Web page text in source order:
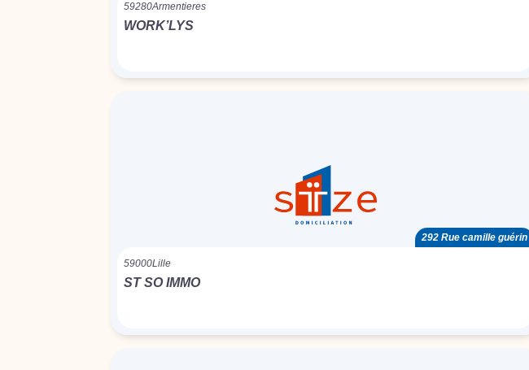
59280Armentieres
WORK’LYS
292 Rue camille guérin
59000Lille
ST SO IMMO